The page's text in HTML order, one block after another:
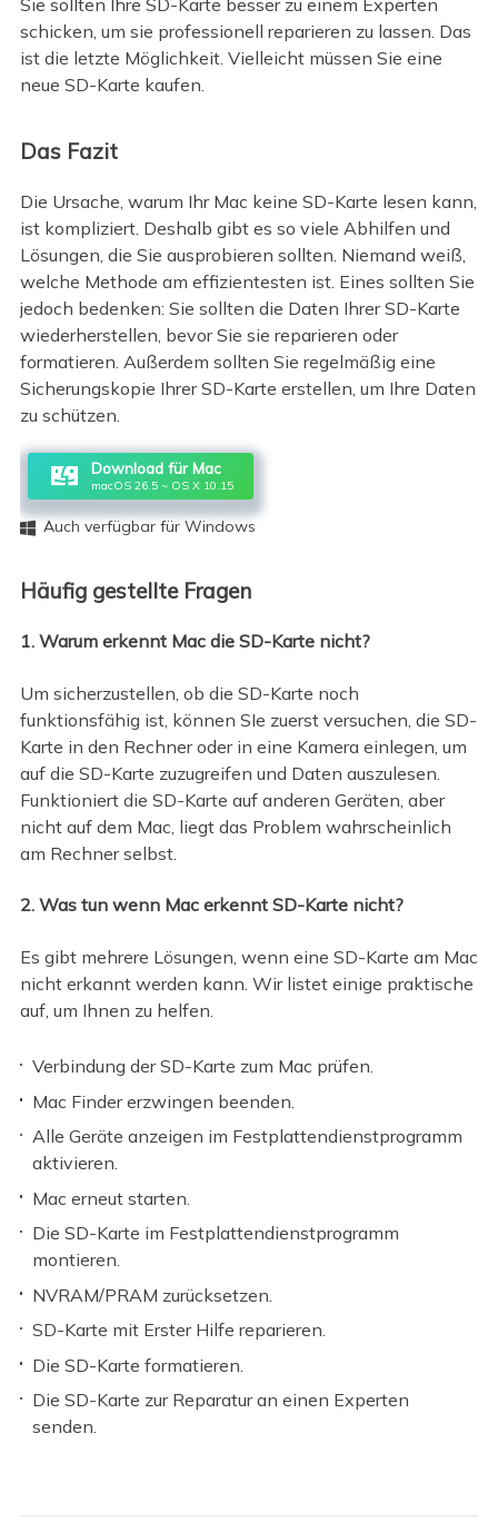
Sie sollten Ihre SD-Karte besser zu einem Experten
schicken, um sie professionell reparieren zu lassen. Das
ist die letzte Möglichkeit. Vielleicht müssen Sie eine
neue SD-Karte kaufen.
Das Fazit
Die Ursache, warum Ihr Mac keine SD-Karte lesen kann,
ist kompliziert. Deshalb gibt es so viele Abhilfen und
Lösungen, die Sie ausprobieren sollten. Niemand weiß,
welche Methode am effizientesten ist. Eines sollten Sie
jedoch bedenken: Sie sollten die Daten Ihrer SD-Karte
wiederherstellen, bevor Sie sie reparieren oder
formatieren. Außerdem sollten Sie regelmäßig eine
Sicherungskopie Ihrer SD-Karte erstellen, um Ihre Daten
zu schützen.
Download für Mac
macOS 26.5 ~ OS X 10.15
 Auch verfügbar für Windows
Häufig gestellte Fragen
1. Warum erkennt Mac die SD-Karte nicht?
Um sicherzustellen, ob die SD-Karte noch
funktionsfähig ist, können SIe zuerst versuchen, die SD-
Karte in den Rechner oder in eine Kamera einlegen, um
auf die SD-Karte zuzugreifen und Daten auszulesen.
Funktioniert die SD-Karte auf anderen Geräten, aber
nicht auf dem Mac, liegt das Problem wahrscheinlich
am Rechner selbst.
2. Was tun wenn Mac erkennt SD-Karte nicht?
Es gibt mehrere Lösungen, wenn eine SD-Karte am Mac
nicht erkannt werden kann. Wir listet einige praktische
auf, um Ihnen zu helfen.
Verbindung der SD-Karte zum Mac prüfen.
Mac Finder erzwingen beenden.
Alle Geräte anzeigen im Festplattendienstprogramm
aktivieren.
Mac erneut starten.
Die SD-Karte im Festplattendienstprogramm
montieren.
NVRAM/PRAM zurücksetzen.
SD-Karte mit Erster Hilfe reparieren.
Die SD-Karte formatieren.
Die SD-Karte zur Reparatur an einen Experten
senden.